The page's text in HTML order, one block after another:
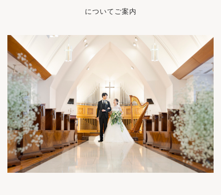
についてご案内